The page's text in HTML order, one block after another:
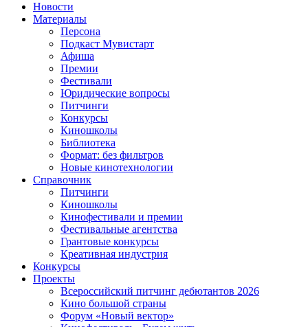
Новости
Материалы
Персона
Подкаст Мувистарт
Афиша
Премии
Фестивали
Юридические вопросы
Питчинги
Конкурсы
Киношколы
Библиотека
Формат: без фильтров
Новые кинотехнологии
Справочник
Питчинги
Киношколы
Кинофестивали и премии
Фестивальные агентства
Грантовые конкурсы
Креативная индустрия
Конкурсы
Проекты
Всероссийский питчинг дебютантов 2026
Кино большой страны
Форум «Новый вектор»